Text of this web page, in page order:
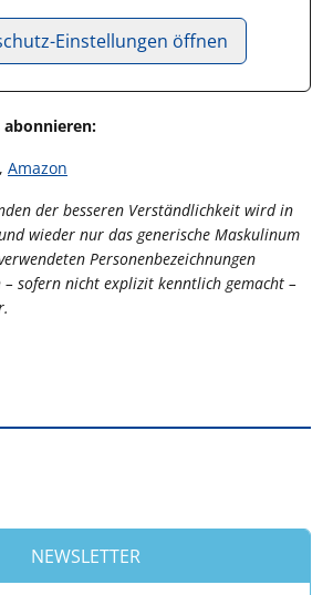
Einstellungen öffnen
, Amazon
der besseren Verständlichkeit wird in
wieder nur das generische Maskulinum
Personenbezeichnungen
– sofern nicht explizit kenntlich gemacht –
NEWSLETTER